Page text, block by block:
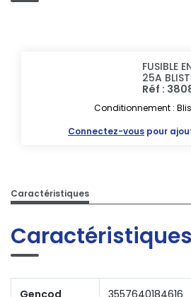
FUSIBLE
25A
Réf :
Conditionnement :
Connectez-vous pour
Caractéristiques
Caractéristiques
Gencod 3557640184616